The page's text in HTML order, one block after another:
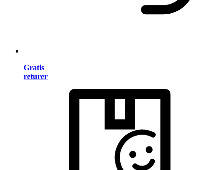
Gratis
returer